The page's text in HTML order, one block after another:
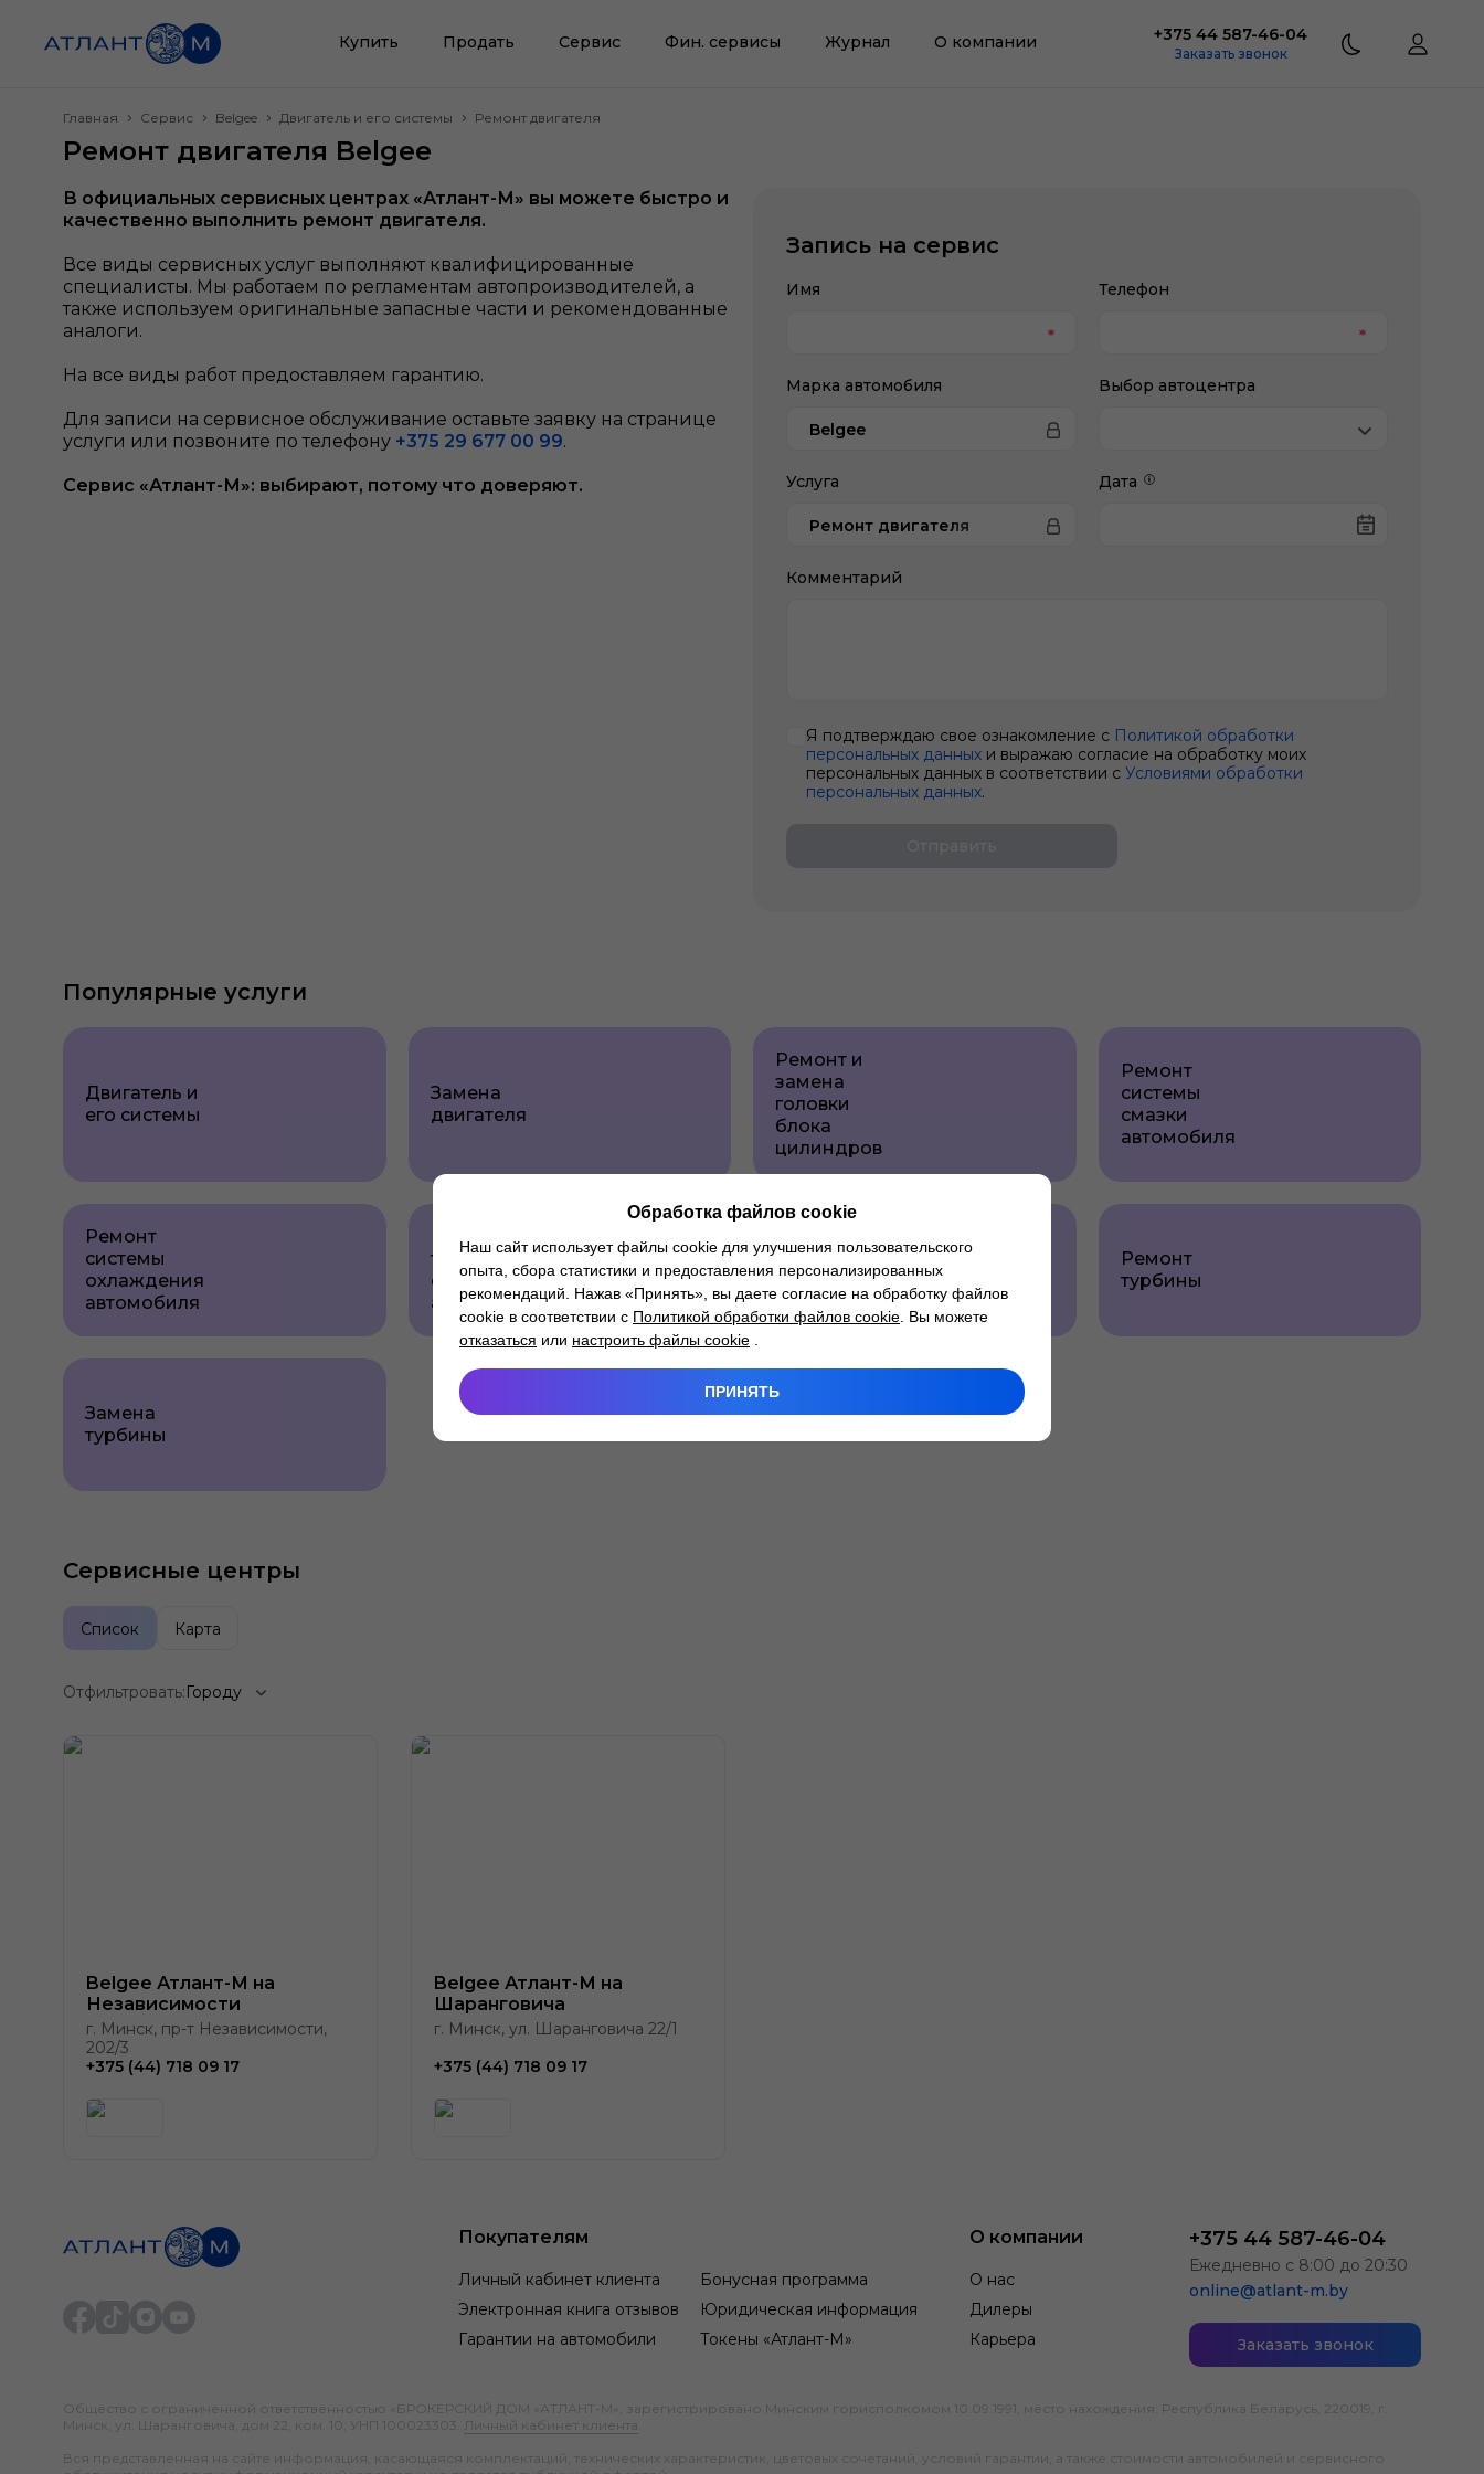
Купить Продать Сервис Фин. сервисы Журнал О компании +375 44 587-46-04
Заказать звонок
Главная Сервис Belgee Двигатель и его системы Ремонт двигателя
Ремонт двигателя Belgee
В официальных сервисных центрах «Атлант-М» вы можете быстро и
качественно выполнить ремонт двигателя.
Все виды сервисных услуг выполняют квалифицированные
специалисты. Мы работаем по регламентам автопроизводителей, а
также используем оригинальные запасные части и рекомендованные
аналоги.
На все виды работ предоставляем гарантию.
Для записи на сервисное обслуживание оставьте заявку на странице
услуги или позвоните по телефону +375 29 677 00 99.
Сервис «Атлант-М»: выбирают, потому что доверяют.
Запись на сервис
Имя Телефон
Марка автомобиля
Belgee
Выбор автоцентра
Услуга
Ремонт двигателя
Дата
Комментарий
Я подтверждаю свое ознакомление с Политикой обработки
персональных данных и выражаю согласие на обработку моих
персональных данных в соответствии с Условиями обработки
персональных данных.
Популярные услуги
Двигатель и
его системы
Замена
двигателя
Ремонт и
замена
головки
блока
цилиндров
Ремонт
системы
смазки
автомобиля
Ремонт
системы
охлаждения
автомобиля
Ремонт
топливной
системы
автомобиля
ремонт
выхлопной
системы
Ремонт
турбины
Замена
турбины
Сервисные центры
Список Карта
Отфильтровать:Городу
Belgee Атлант-М на
Независимости
г. Минск, пр-т Независимости,
202/3
+375 (44) 718 09 17
Belgee Атлант-М на
Шаранговича
г. Минск, ул. Шаранговича 22/1
+375 (44) 718 09 17
Покупателям
Личный кабинет клиента
Бонусная программа
Электронная книга отзывов
Юридическая информация
Гарантии на автомобили
Токены «Атлант-М»
О компании
О нас
Дилеры
Карьера
+375 44 587-46-04
Ежедневно с 8:00 до 20:30
online@atlant-m.by
Заказать звонок
Общество с ограниченной ответственностью «БРОКЕРСКИЙ ДОМ «АТЛАНТ-М», зарегистрировано Минским горисполкомом 10.09.1991; место нахождения: Республика Беларусь, 220019, г.
Минск, ул. Шаранговича, дом 22, ком. 10; УНП 100023303.
Личный кабинет клиента
Вся представленная на сайте информация, касающаяся комплектаций, технических характеристик, цветовых сочетаний, условий гарантии, а также стоимости автомобилей и сервисного
Обработка файлов cookie
Наш сайт использует файлы cookie для улучшения пользовательского
опыта, сбора статистики и предоставления персонализированных
рекомендаций. Нажав «Принять», вы даете согласие на обработку файлов
cookie в соответствии с Политикой обработки файлов cookie . Вы можете
отказаться или настроить файлы cookie
ПРИНЯТЬ